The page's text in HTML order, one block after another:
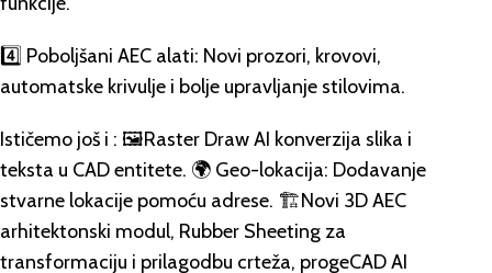
4️⃣ Poboljšani AEC alati: Novi prozori, krovovi,
automatske krivulje i bolje upravljanje stilovima.
Ističemo još i : 🖼️Raster Draw AI konverzija slika i
teksta u CAD entitete. 🌍 Geo-lokacija: Dodavanje
stvarne lokacije pomoću adrese. 🏗️Novi 3D AEC
arhitektonski modul, Rubber Sheeting za
transformaciju i prilagodbu crteža, progeCAD AI